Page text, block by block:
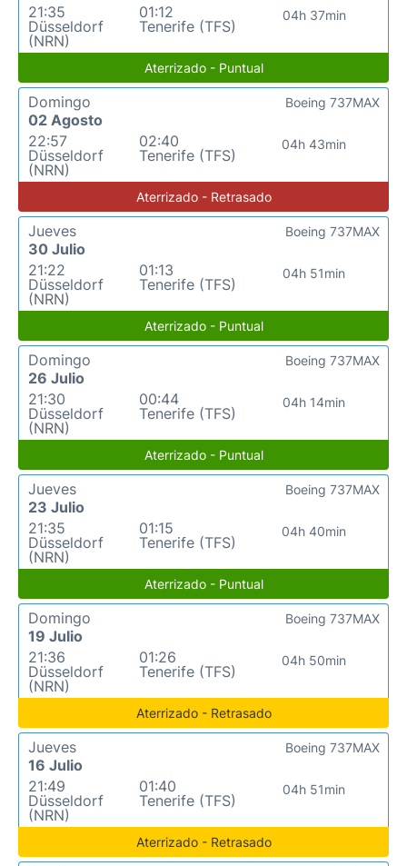
21:35
Düsseldorf
(NRN)
01:12
Tenerife (TFS)
04h 37min
Aterrizado - Puntual
Domingo
02 Agosto
22:57
Düsseldorf
(NRN)
02:40
Tenerife (TFS)
04h 43min
Boeing 737MAX
Aterrizado - Retrasado
Jueves
30 Julio
21:22
Düsseldorf
(NRN)
01:13
Tenerife (TFS)
04h 51min
Boeing 737MAX
Aterrizado - Puntual
Domingo
26 Julio
21:30
Düsseldorf
(NRN)
00:44
Tenerife (TFS)
04h 14min
Boeing 737MAX
Aterrizado - Puntual
Jueves
23 Julio
21:35
Düsseldorf
(NRN)
01:15
Tenerife (TFS)
04h 40min
Boeing 737MAX
Aterrizado - Puntual
Domingo
19 Julio
21:36
Düsseldorf
(NRN)
01:26
Tenerife (TFS)
04h 50min
Boeing 737MAX
Aterrizado - Retrasado
Jueves
16 Julio
21:49
Düsseldorf
(NRN)
01:40
Tenerife (TFS)
04h 51min
Boeing 737MAX
Aterrizado - Retrasado